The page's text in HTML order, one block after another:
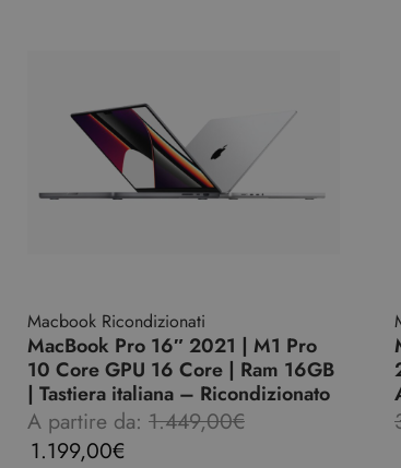
Macbook Ricondizionati
MacBook Pro 16″ 2021 | M1 Pro
10 Core GPU 16 Core | Ram 16GB
| Tastiera italiana – Ricondizionato
A partire da: 1.449,00€
1.199,00€